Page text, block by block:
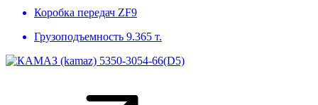
Коробка передач ZF9
Грузоподъемность 9.365 т.